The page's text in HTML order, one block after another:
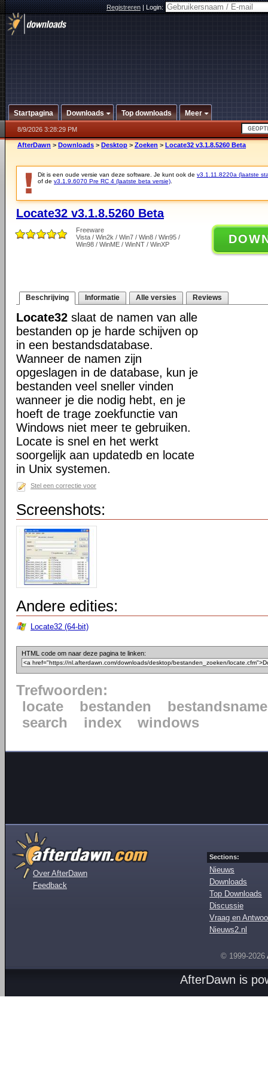
Registreren|Login:
Startpagina Downloads Top downloads Meer
8/9/2026 3:28:29 PM
AfterDawn > Downloads > Desktop > Zoeken > Locate32 v3.1.8.5260 Beta
Dit is een oude versie van deze software. Je kunt ook de v3.1.11.8220a (laatste
of de v3.1.9.6070 Pre RC 4 (laatste beta versie)
Locate32 v3.1.8.5260 Beta
Freeware
Vista / Win2k / Win7 / Win8 / Win95 /
Win98 / WinME / WinNT / WinXP
Beschrijving Informatie Alle versies Reviews
Locate32 slaat de namen van alle
bestanden op je harde schijven op
in een bestandsdatabase.
Wanneer de namen zijn
opgeslagen in de database, kun je
bestanden veel sneller vinden
wanneer je die nodig hebt, en je
hoeft de trage zoekfunctie van
Windows niet meer te gebruiken.
Locate is snel en het werkt
soorgelijk aan updatedb en locate
in Unix systemen.
Stel een correctie voor
Screenshots:
Andere edities:
Locate32 (64-bit)
HTML code om naar deze pagina te linken:
Trefwoorden:
locate
bestanden
search
index windows
Over AfterDawn
Feedback
Sections:
Nieuws
Downloads
Top Downloads
Discussie
Vraag en
Nieuws2.nl
© 1999-2026
AfterDawn is